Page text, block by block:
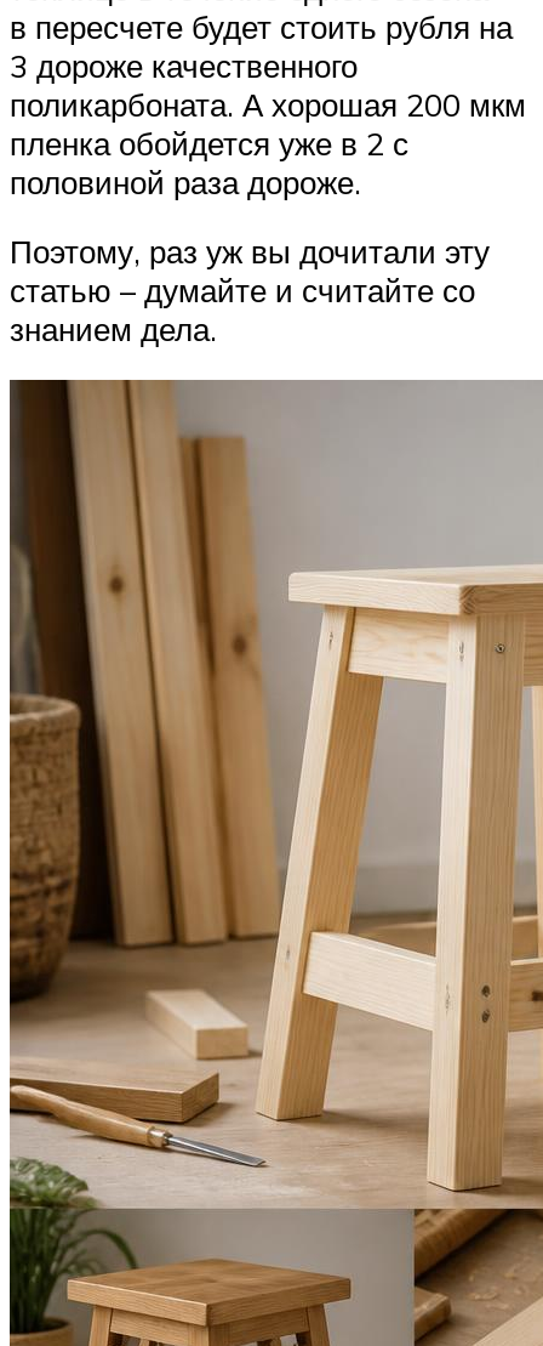
в пересчете будет стоить рубля на
3 дороже качественного
поликарбоната. А хорошая 200 мкм
пленка обойдется уже в 2 с
половиной раза дороже.
Поэтому, раз уж вы дочитали эту
статью – думайте и считайте со
знанием дела.